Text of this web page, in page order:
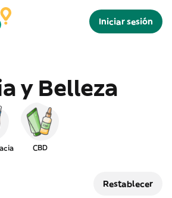
Iniciar sesión
y Belleza
CBD
Restablecer